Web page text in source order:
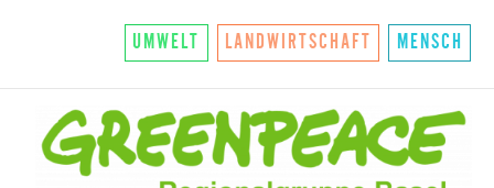
UMWELT LANDWIRTSCHAFT MENSCH